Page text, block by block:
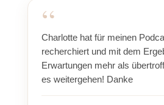
Charlotte hat für meinen
recherchiert und mit dem
Erwartungen mehr als
es weitergehen! Danke